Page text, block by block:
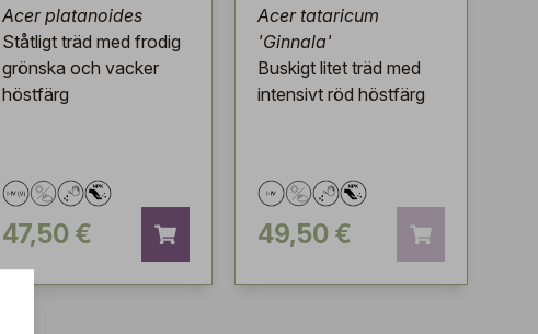
Acer platanoides
Ståtligt träd med frodig
grönska och vacker
höstfärg
47,50 €
Acer tataricum
'Ginnala'
Buskigt litet träd med
intensivt röd höstfärg
49,50 €